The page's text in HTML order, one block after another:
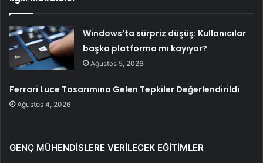
Windows’ta sürpriz düşüş: Kullanıcılar
başka platforma mı kayıyor?
Ağustos 5, 2026
Ferrari Luce Tasarımına Gelen Tepkiler Değerlendirildi
Ağustos 4, 2026
GENÇ MÜHENDİSLERE VERİLECEK EĞİTİMLER